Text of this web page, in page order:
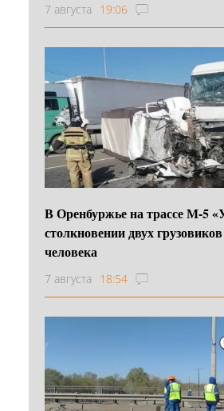
7 августа 19:06
В Оренбуржье на трассе М-5
столкновении двух
человека
7 августа 18:54